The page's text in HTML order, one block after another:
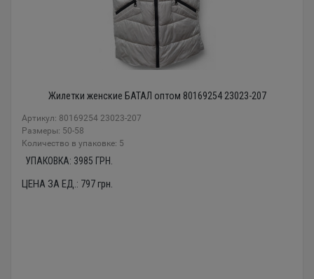
Жилетки женские БАТАЛ оптом 80169254 23023-207
Артикул: 80169254 23023-207
Размеры: 50-58
Количество в упаковке: 5
УПАКОВКА: 3985 ГРН.
ЦЕНА ЗА ЕД.: 797грн.